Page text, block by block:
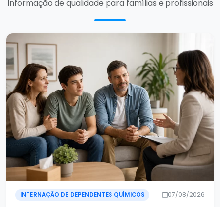
Informação de qualidade para famílias e profissionais
INTERNAÇÃO DE DEPENDENTES QUÍMICOS 07/08/2026